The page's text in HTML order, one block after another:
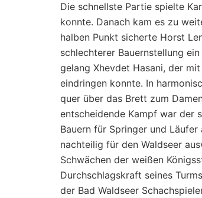
Die schnellste Partie spielte
konnte. Danach kam es zu
halben Punkt sicherte Horst
schlechterer Bauernstellung
gelang Xhevdet Hasani, der
eindringen konnte. In
quer über das Brett zum
entscheidende Kampf war der
Bauern für Springer und
nachteilig für den Waldseer
Schwächen der weißen
Durchschlagskraft seines
der Bad Waldseer